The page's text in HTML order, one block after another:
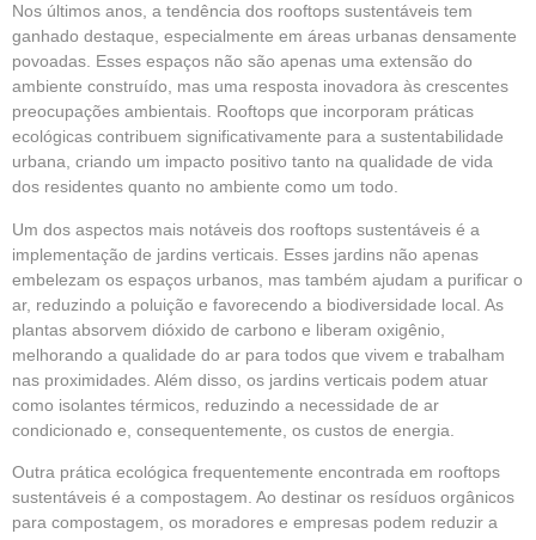
Nos últimos anos, a tendência dos rooftops sustentáveis tem
ganhado destaque, especialmente em áreas urbanas densamente
povoadas. Esses espaços não são apenas uma extensão do
ambiente construído, mas uma resposta inovadora às crescentes
preocupações ambientais. Rooftops que incorporam práticas
ecológicas contribuem significativamente para a sustentabilidade
urbana, criando um impacto positivo tanto na qualidade de vida
dos residentes quanto no ambiente como um todo.
Um dos aspectos mais notáveis dos rooftops sustentáveis é a
implementação de jardins verticais. Esses jardins não apenas
embelezam os espaços urbanos, mas também ajudam a purificar o
ar, reduzindo a poluição e favorecendo a biodiversidade local. As
plantas absorvem dióxido de carbono e liberam oxigênio,
melhorando a qualidade do ar para todos que vivem e trabalham
nas proximidades. Além disso, os jardins verticais podem atuar
como isolantes térmicos, reduzindo a necessidade de ar
condicionado e, consequentemente, os custos de energia.
Outra prática ecológica frequentemente encontrada em rooftops
sustentáveis é a compostagem. Ao destinar os resíduos orgânicos
para compostagem, os moradores e empresas podem reduzir a